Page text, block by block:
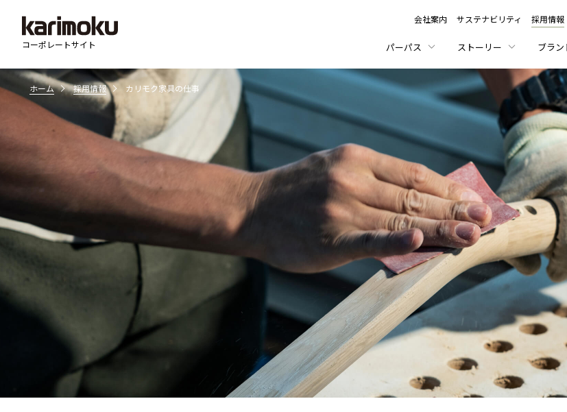
コーポレートサイト
会社案内 サステナビリティ 採用情報
パーパス
パーパス
「木」へのこだわり
｢木｣という素材の魅力
「木」を巡る課題とカリモク家具の取り組み
｢木」を巡る対話１：｢原産地（林業事業者）｣との対話
｢木」を巡る対話２：「調達・加工担当者」との対話
私たちの「品質至上」
原材料の調達・管理
商品開発･デザイン
設計
技術・品質保証
ショールーム
物流・商品保管
修理･メンテナンス
ストーリー
ストーリー
カリモク家具の歴史 カリモク家具が
｢グローバル展開｣への挑戦
｢コントラクト｣への挑戦
木工加工技術で新たな可
ブラン
ブランド
製品ブランドライン カリモク家具の
コロニアルWC60モデル
モーガントンコレクション
検索キーワード入力
ホーム 採用情報 カリモク家具の仕事